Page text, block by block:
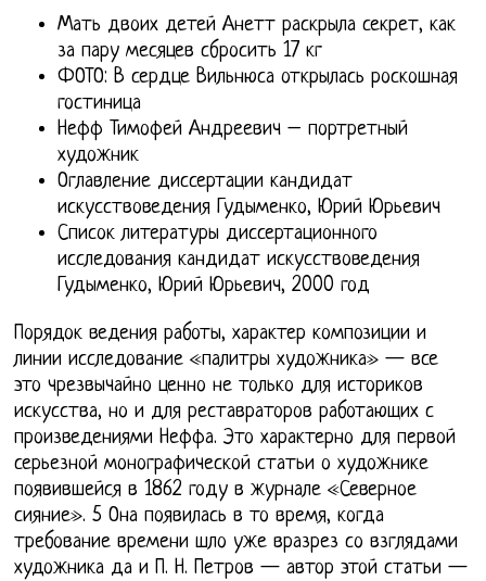
Мать двоих детей Анетт раскрыла секрет, как
за пару месяцев сбросить 17 кг
ФОТО: В сердце Вильнюса открылась роскошная
гостиница
Нефф Тимофей Андреевич – портретный
художник
Оглавление диссертации кандидат
искусствоведения Гудыменко, Юрий Юрьевич
Список литературы диссертационного
исследования кандидат искусствоведения
Гудыменко, Юрий Юрьевич, 2000 год
Порядок ведения работы, характер композиции и
линии исследование «палитры художника» — все
это чрезвычайно ценно не только для историков
искусства, но и для реставраторов работающих с
произведениями Неффа. Это характерно для первой
серьезной монографической статьи о художнике
появившейся в 1862 году в журнале «Северное
сияние». 5 Она появилась в то время, когда
требование времени шло уже вразрез со взглядами
художника да и П. Н. Петров — автор этой статьи —